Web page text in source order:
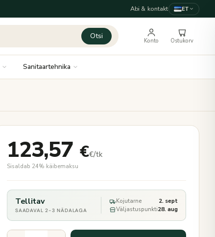
Abi & kontakt ET
Otsi
Konto Ostukorv
Sanitaartehnika
123,57 €€/tk
Sisaldab 24% käibemaksu
Tellitav
SAADAVAL 2-3 NÄDALAGA
Kojutarne
2. sept
Väljastuspunkti28. aug